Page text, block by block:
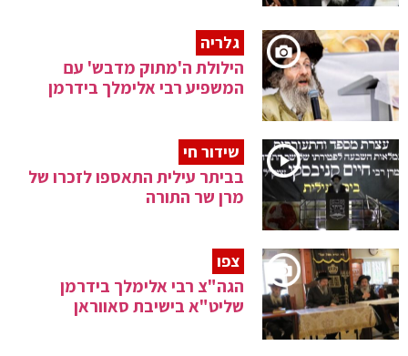
גלריה
הילולת ה'מתוק מדבש' עם
המשפיע רבי אלימלך בידרמן
שידור חי
בביתר עילית התאספו לזכרו של
מרן שר התורה
צפו
הגה"צ רבי אלימלך בידרמן
שליט"א בישיבת סאווראן